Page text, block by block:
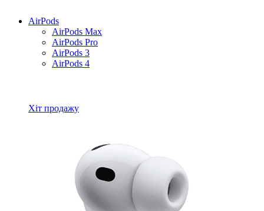
AirPods
AirPods Max
AirPods Pro
AirPods 3
AirPods 4
Хіт продажу